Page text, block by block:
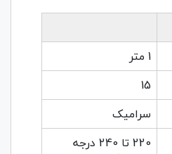
1 متر
15
سرامیک
220 تا 240 درجه